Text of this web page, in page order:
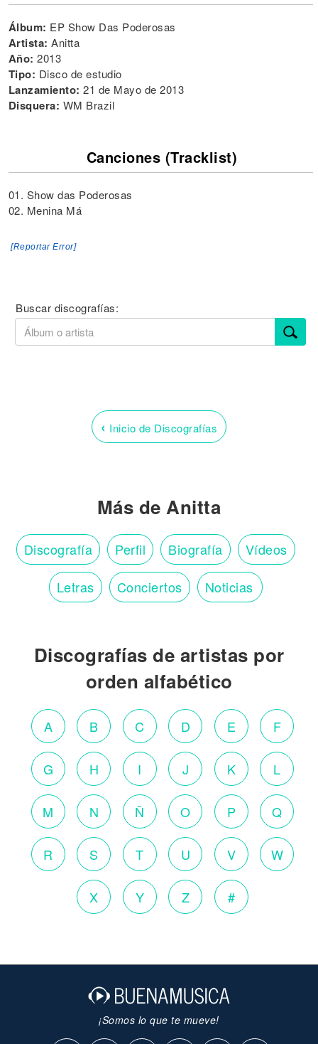
Álbum: EP Show Das Poderosas
Artista: Anitta
Año: 2013
Tipo: Disco de estudio
Lanzamiento: 21 de Mayo de 2013
Disquera: WM Brazil
Canciones (Tracklist)
01. Show das Poderosas
02. Menina Má
[Reportar Error]
Buscar discografías:
‹ Inicio de Discografías
Más de Anitta
Discografía Perfil Biografía Vídeos
Letras Conciertos Noticias
Discografías de artistas por
orden alfabético
A B C D E F
G H I J K L
M N Ñ O P Q
R S T U V W
X Y Z #
¡Somos lo que te mueve!